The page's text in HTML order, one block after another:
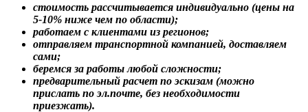
стоимость рассчитывается индивидуально (цены на
5-10% ниже чем по области);
работаем с клиентами из регионов;
отправляем транспортной компанией, доставляем
сами;
беремся за работы любой сложности;
предварительный расчет по эскизам (можно
прислать по эл.почте, без необходимости
приезжать).